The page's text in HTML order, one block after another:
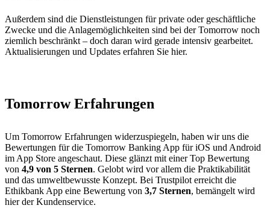
Außerdem sind die Dienstleistungen für private oder geschäftliche
Zwecke und die Anlagemöglichkeiten sind bei der Tomorrow noch
ziemlich beschränkt – doch daran wird gerade intensiv gearbeitet.
Aktualisierungen und Updates erfahren Sie hier.
Tomorrow Erfahrungen
Um Tomorrow Erfahrungen widerzuspiegeln, haben wir uns die
Bewertungen für die Tomorrow Banking App für iOS und Android
im App Store angeschaut. Diese glänzt mit einer Top Bewertung
von 4,9 von 5 Sternen. Gelobt wird vor allem die Praktikabilität
und das umweltbewusste Konzept. Bei Trustpilot erreicht die
Ethikbank App eine Bewertung von 3,7 Sternen, bemängelt wird
hier der Kundenservice.